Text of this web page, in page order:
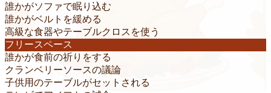
誰かがソファで眠り込む
誰かがベルトを緩める
高級な食器やテーブルクロスを使う
フリースペース
誰かが食前の祈りをする
クランベリーソースの議論
子供用のテーブルがセットされる